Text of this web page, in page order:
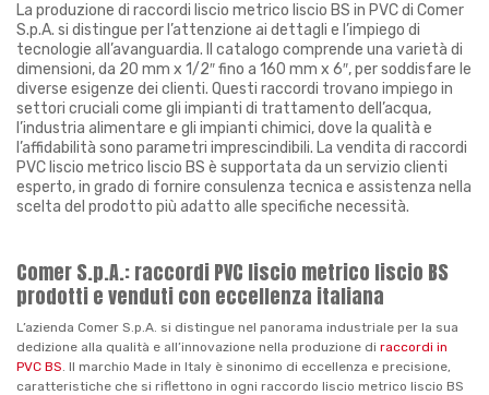
La produzione di raccordi liscio metrico liscio BS in PVC di Comer
S.p.A. si distingue per l’attenzione ai dettagli e l’impiego di
tecnologie all’avanguardia. Il catalogo comprende una varietà di
dimensioni, da 20 mm x 1/2″ fino a 160 mm x 6″, per soddisfare le
diverse esigenze dei clienti. Questi raccordi trovano impiego in
settori cruciali come gli impianti di trattamento dell’acqua,
l’industria alimentare e gli impianti chimici, dove la qualità e
l’affidabilità sono parametri imprescindibili. La vendita di raccordi
PVC liscio metrico liscio BS è supportata da un servizio clienti
esperto, in grado di fornire consulenza tecnica e assistenza nella
scelta del prodotto più adatto alle specifiche necessità.
Comer S.p.A.: raccordi PVC liscio metrico liscio BS
prodotti e venduti con eccellenza italiana
L’azienda Comer S.p.A. si distingue nel panorama industriale per la sua
dedizione alla qualità e all’innovazione nella produzione di raccordi in
PVC BS. Il marchio Made in Italy è sinonimo di eccellenza e precisione,
caratteristiche che si riflettono in ogni raccordo liscio metrico liscio BS